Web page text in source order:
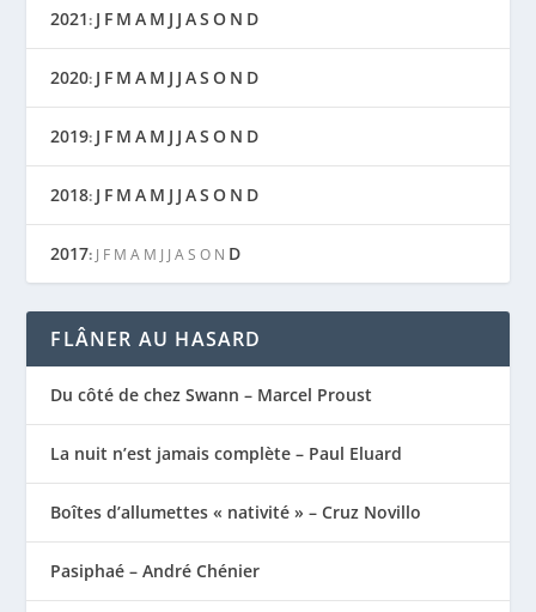
2021: J F M A M J J AS O N D
2020: J F M A M J J AS O N D
2019: J F M A M J J AS O N D
2018: J F M A M J J AS O N D
2017: J F M A M J J A S O N D
FLÂNER AU HASARD
Du côté de chez Swann – Marcel Proust
La nuit n’est jamais complète – Paul Eluard
Boîtes d’allumettes « nativité » – Cruz Novillo
Pasiphaé – André Chénier